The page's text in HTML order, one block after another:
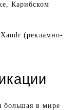
Карибском
(рекламно-
большая в мире